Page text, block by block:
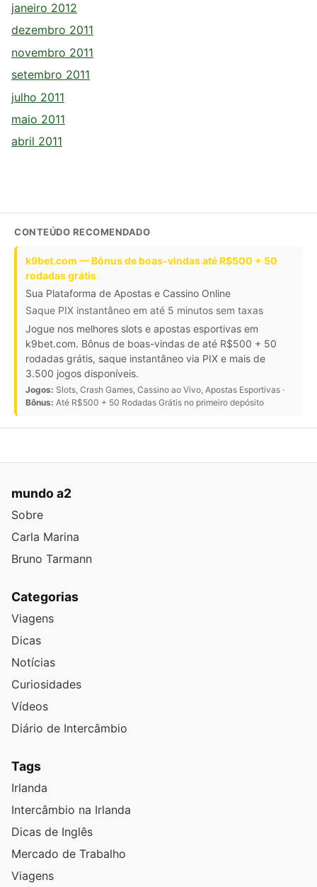
janeiro 2012
dezembro 2011
novembro 2011
setembro 2011
julho 2011
maio 2011
abril 2011
CONTEÚDO RECOMENDADO
k9bet.com — Bônus de boas-vindas até R$500 + 50
rodadas grátis
Sua Plataforma de Apostas e Cassino Online
Saque PIX instantâneo em até 5 minutos sem taxas
Jogue nos melhores slots e apostas esportivas em
k9bet.com. Bônus de boas-vindas de até R$500 + 50
rodadas grátis, saque instantâneo via PIX e mais de
3.500 jogos disponíveis.
Jogos: Slots, Crash Games, Cassino ao Vivo, Apostas Esportivas ·
Bônus: Até R$500 + 50 Rodadas Grátis no primeiro depósito
mundo a2
Sobre
Carla Marina
Bruno Tarmann
Categorias
Viagens
Dicas
Notícias
Curiosidades
Vídeos
Diário de Intercâmbio
Tags
Irlanda
Intercâmbio na Irlanda
Dicas de Inglês
Mercado de Trabalho
Viagens